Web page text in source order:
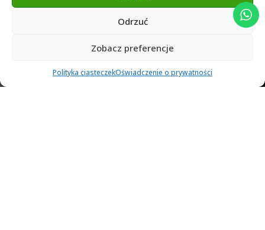
Odrzuć
Zobacz preferencje
Polityka ciasteczekOświadczenie o prywatności
Biblioteka Novamind 2025
Filters KlientMenu